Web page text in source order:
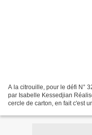
A la citrouille, pour le défi N°
par Isabelle Kessedjian
cercle de carton, en fait c'est